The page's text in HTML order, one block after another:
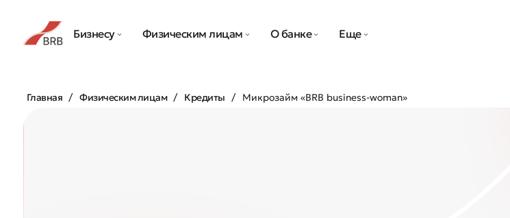
Бизнесу Физическим лицам О банке Еще
Главная Физическим лицам Кредиты Микрозайм «BRB business-woman»